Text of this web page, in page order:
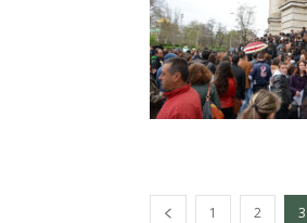
1 2 3